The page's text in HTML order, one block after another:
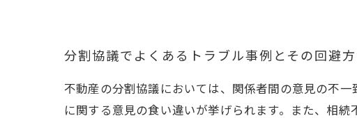
分割協議でよくあるトラブル事例とその回避
不動産の分割協議においては、関係者間の意見の不
に関する意見の食い違いが挙げられます。また、相